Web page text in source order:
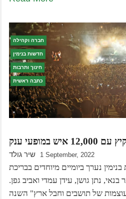
חברה וקהילה
חדשות בנימין
חינוך ותרבות
כתבה ראשית
במופעי ענק
שיר גולד 1 September, 2022
נערך ביומיים מיוחדים בבריכת
נתן גושן, עידן עמדי ואביב גפן.
של תושבים וחבל ארץ" השנה